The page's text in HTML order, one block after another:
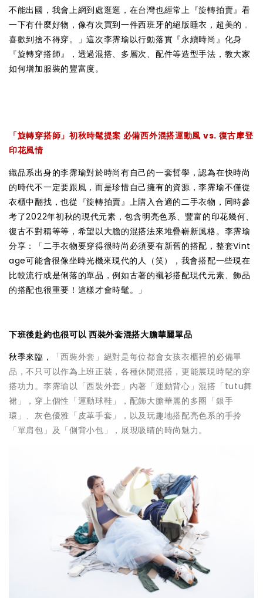
不能出國，我會上網到處逛逛，在台灣也經常上『旋轉拍賣』看
一下有什麼好物，像有次買到一件西班牙的絕版睡衣，超美的 ，
喜歡到捨不得穿。」這次李霈瑜以行動落實『永續時尚』化身
『旋轉穿搭師』，透過混搭、多層次、配件等造型手法，教大家
如何增加服裝的豐富度。
「旋轉穿搭師」初秋時髦提案 必備西外混搭運動風 vs. 復古摩登
印花風情
織品系出身的李霈瑜對於時尚有自己的一套哲學，認為在快時尚
的時代不一定要跟風，而是珍惜自己擁有的資源，李霈瑜不僅從
衣櫃中翻找，也從『旋轉拍賣』上購入合適的二手衣物，同時參
考了2022年初秋的現代元素，包含明亮色系、豐富的印花幾何、
復古不對稱等等，希望以大膽的混搭法來堆疊嶄新風格。李霈瑜
分享：「二手衣物要穿得很時尚必須要有新舊的搭配，整套Vint
age可能會很像坐時光機來現代的人（笑），我會搭配一些現在
比較流行或是俐落的單品，例如古著的襯衫搭配現代元素、飾品
的搭配也很重要！這樣才會時髦。」
下班後赴約也很可以 西裝外套混搭大膽華麗單品
秋季來臨，
「西裝外套」絕對是每位都會女孩衣櫃裡的必備 單
品，不只可以作為上班正裝，各種休閒混搭，更能展現時髦的穿
搭功力。李霈瑜以「西裝外套」內著「運動背心」混搭「tutu舞
裙」，穿上個性「運動球鞋」，配飾大膽華麗的多圈「銀手
環」、灰色優雅「皮革手套」，以及玩趣地搭配亮色系的手拎
「單肩包」及「側背小包」，展現吸睛的時尚魅力。